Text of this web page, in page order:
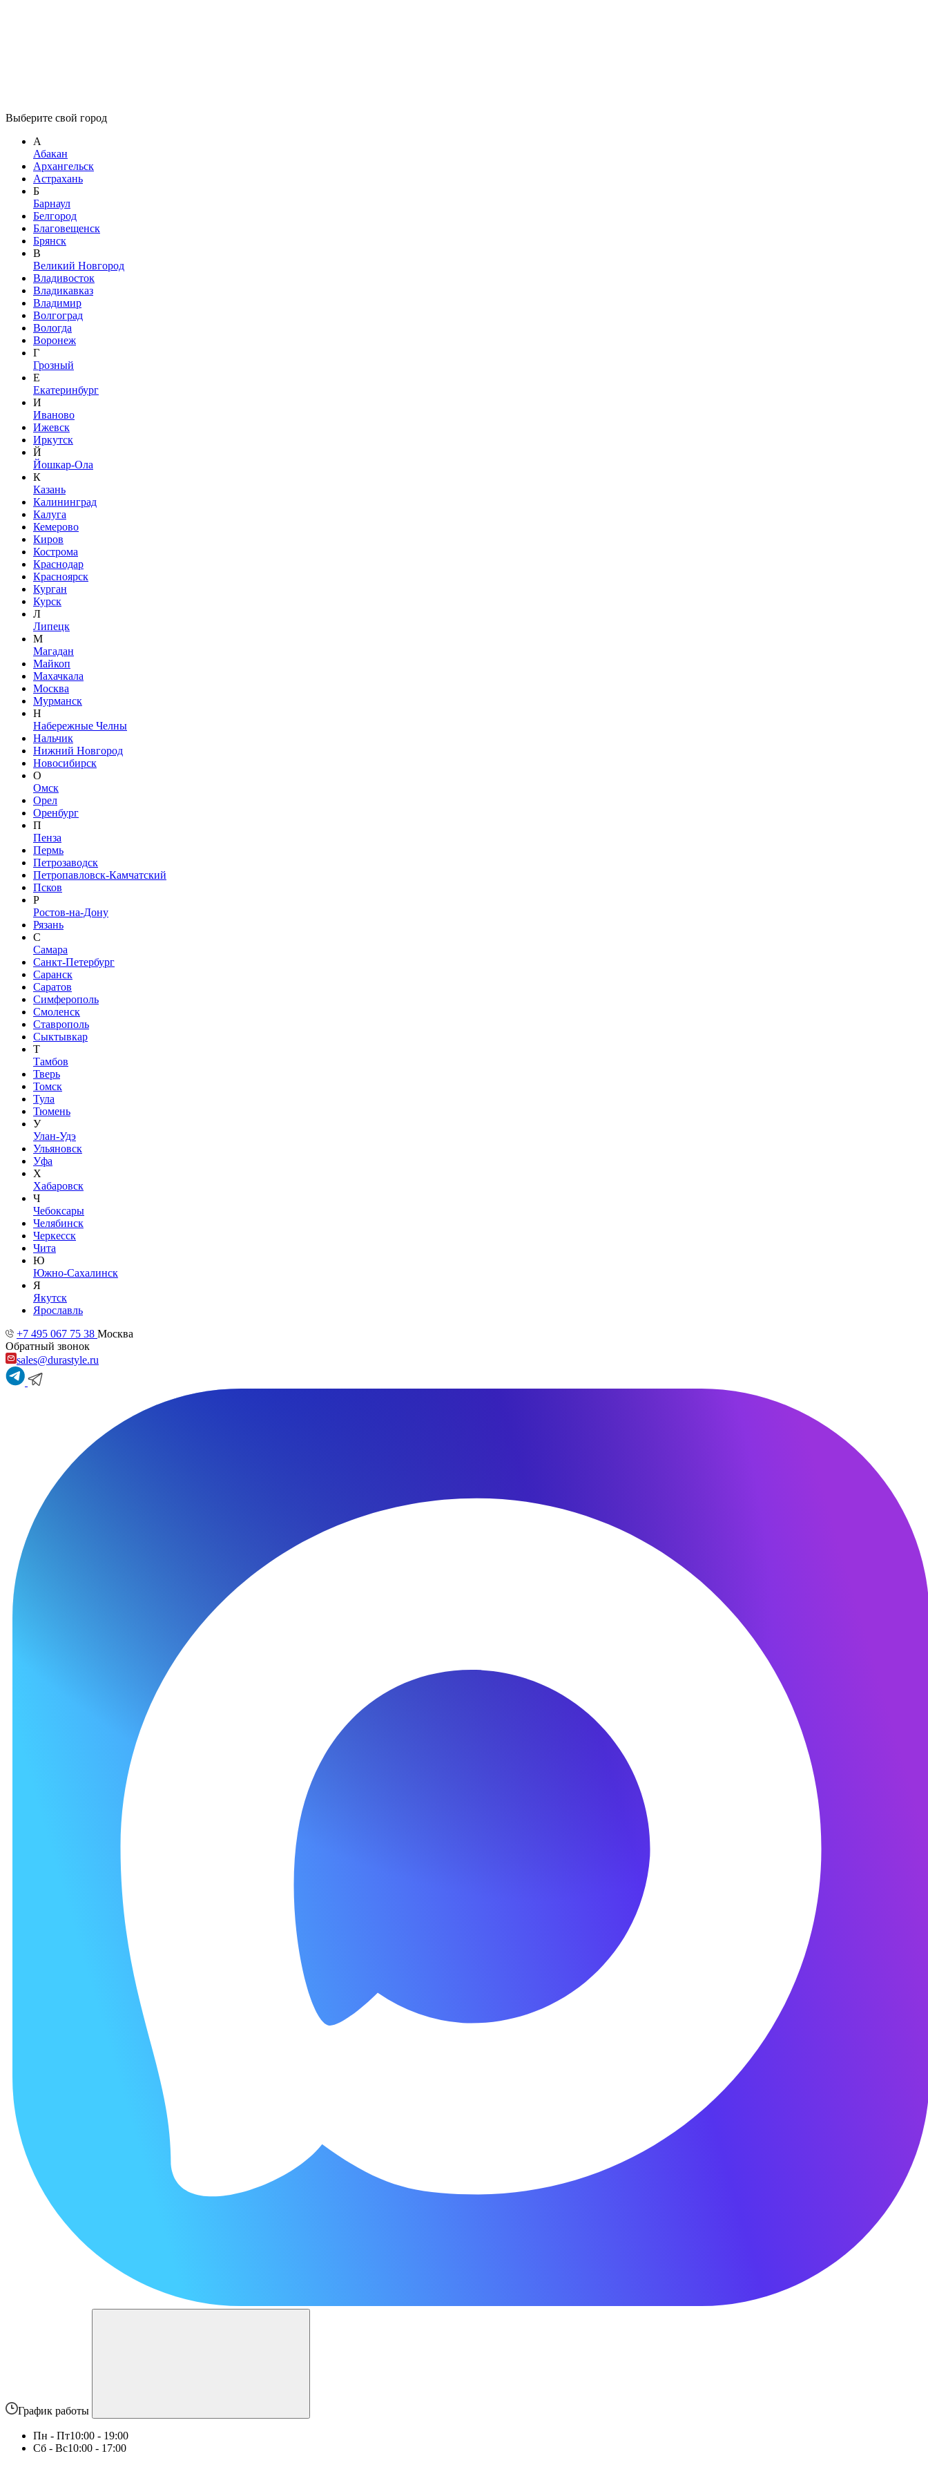
Выберите свой город
А
Абакан
Архангельск
Астрахань
Б
Барнаул
Белгород
Благовещенск
Брянск
В
Великий Новгород
Владивосток
Владикавказ
Владимир
Волгоград
Вологда
Воронеж
Г
Грозный
Е
Екатеринбург
И
Иваново
Ижевск
Иркутск
Й
Йошкар-Ола
К
Казань
Калининград
Калуга
Кемерово
Киров
Кострома
Краснодар
Красноярск
Курган
Курск
Л
Липецк
М
Магадан
Майкоп
Махачкала
Москва
Мурманск
Н
Набережные Челны
Нальчик
Нижний Новгород
Новосибирск
О
Омск
Орел
Оренбург
П
Пенза
Пермь
Петрозаводск
Петропавловск-Камчатский
Псков
Р
Ростов-на-Дону
Рязань
С
Самара
Санкт-Петербург
Саранск
Саратов
Симферополь
Смоленск
Ставрополь
Сыктывкар
Т
Тамбов
Тверь
Томск
Тула
Тюмень
У
Улан-Удэ
Ульяновск
Уфа
Х
Хабаровск
Ч
Чебоксары
Челябинск
Черкесск
Чита
Ю
Южно-Сахалинск
Я
Якутск
Ярославль
+7 495 067 75 38 Москва
Обратный звонок
sales@durastyle.ru
График работы
Пн - Пт10:00 - 19:00
Сб - Вс10:00 - 17:00